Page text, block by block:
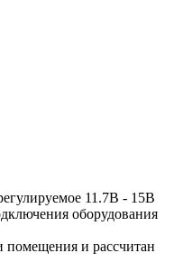
11.7В - 15В
оборудования
помещения и рассчитан